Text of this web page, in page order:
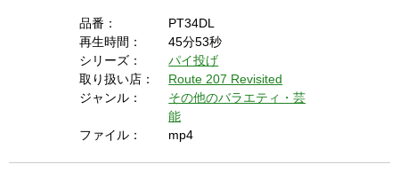
y
V
品番：
PT34DL
再生時間：
45分53秒
シリーズ：
パイ投げ
取り扱い店：
Route 207 Revisited
ジャンル：
その他のバラエティ・芸
能
ファイル：
mp4